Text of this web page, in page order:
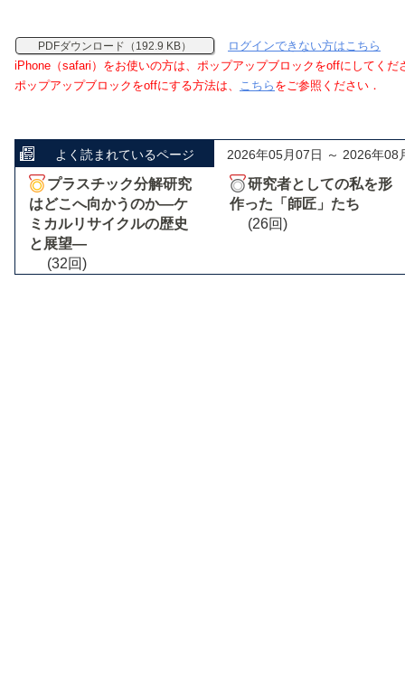
PDFダウンロード（192.9 KB）
ログインできない方はこちら
iPhone（safari）をお使いの方は、ポップアップブロックをoffにしてくだ
ポップアップブロックをoffにする方法は、 こちら をご参照ください．
よく読まれているページ 2026年05月07日 ～ 2026年08
プラスチック分解研究
はどこへ向かうのか―ケ
ミカルリサイクルの歴史
と展望―
(32回)
研究者としての私を形
作った「師匠」たち
(26回)